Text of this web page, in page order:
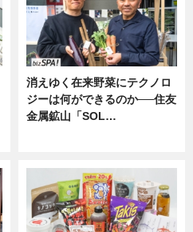
消えゆく在来野菜にテクノロ
ジーは何ができるのか──住友
金属鉱山「SOL…